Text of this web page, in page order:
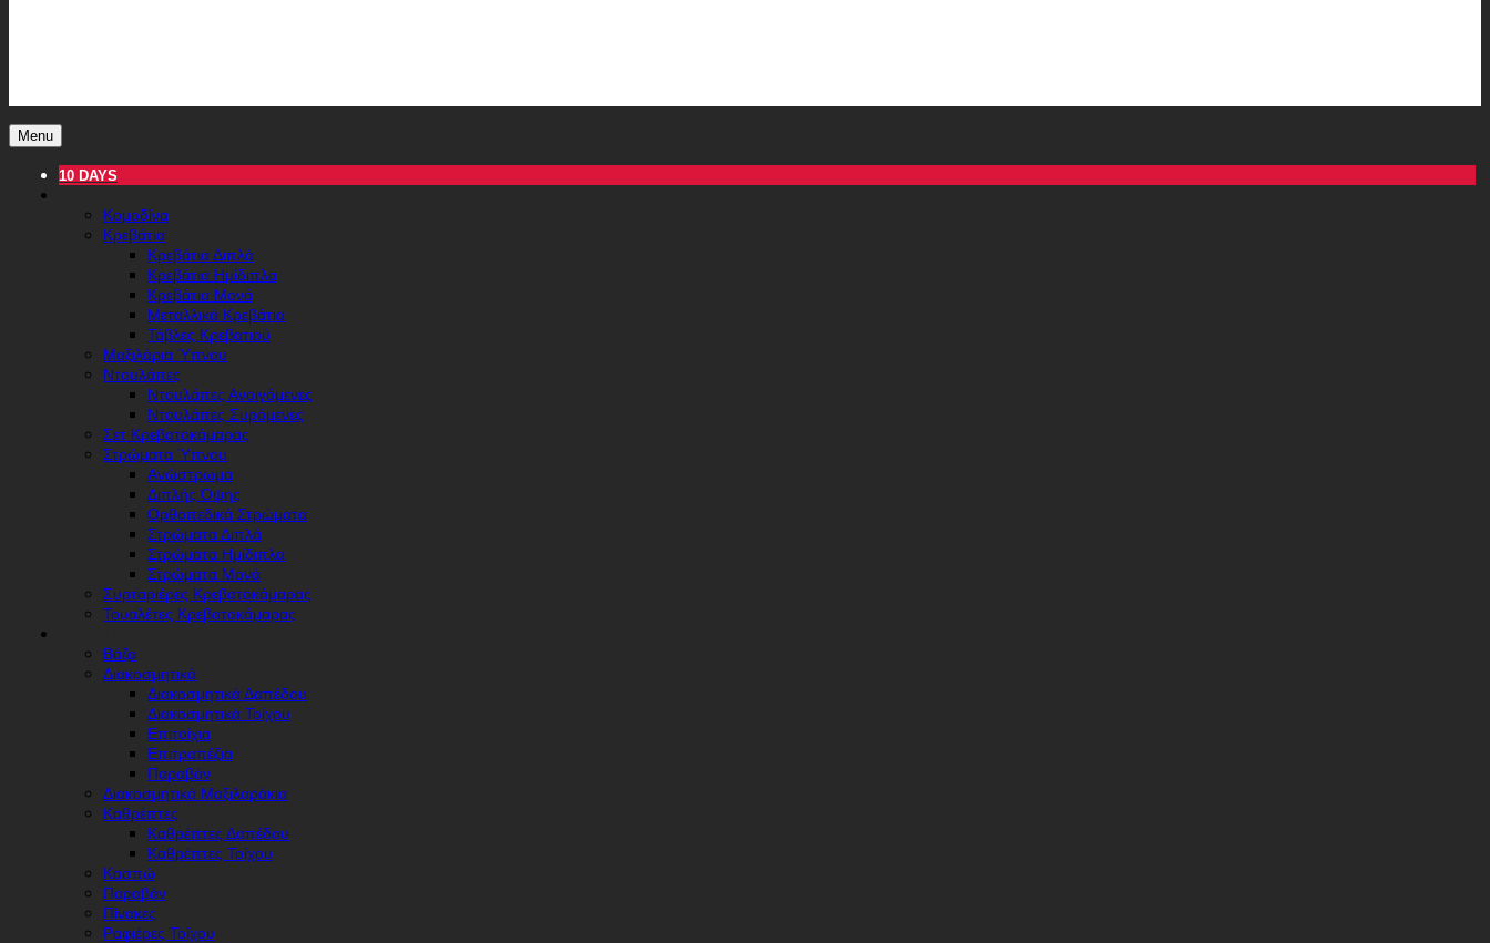
Menu
10 DAYS
Κομοδίνα
Κρεβάτια
Κρεβάτια Διπλά
Κρεβάτια Ημίδιπλα
Κρεβάτια Μονά
Μεταλλικά Κρεβάτια
Τάβλες Κρεβατιού
Μαξιλάρια Ύπνου
Ντουλάπες
Ντουλάπες Ανοιγόμενες
Ντουλάπες Συρόμενες
Σετ Κρεβατοκάμαρας
Στρώματα Ύπνου
Ανώστρωμα
Διπλής Όψης
Ορθοπεδικά Στρώματα
Στρώματα Διπλά
Στρώματα Ημίδιπλα
Στρώματα Μονά
Συρταριέρες Κρεβατοκάμαρας
Τουαλέτες Κρεβατοκάμαρας
Βάζα
Διακοσμητικά
Διακοσμητικά Δαπέδου
Διακοσμητικά Τοίχου
Επιτοίχια
Επιτραπέζια
Παραβάν
Διακοσμητικά Μαξιλαράκια
Καθρέπτες
Καθρέπτες Δαπέδου
Καθρέπτες Τοίχου
Κασπώ
Παραβάν
Πίνακες
Ραφιέρες Τοίχου